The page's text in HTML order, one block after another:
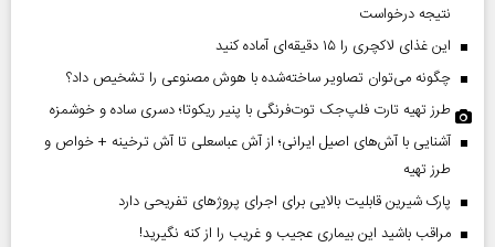
نتیجه درخواست
این غذای لاکچری را ۱۵ دقیقه‌ای آماده کنید
چگونه می‌توان تصاویر ساخته‌شده با هوش مصنوعی را تشخیص داد؟
طرز تهیه تارت فلپ‌جک توت‌فرنگی با پنیر ریکوتا؛ دسری ساده و خوشمزه
آشنایی با آش‌های اصیل ایرانی؛ از آش عباسعلی تا آش ترخینه + خواص و
طرز تهیه
پارک شیرین قابلیت‌ بالایی برای اجرای پروژهای تفریحی دارد
مراقب باشید این بیماری عجیب و غریب را از کنه نگیرید!